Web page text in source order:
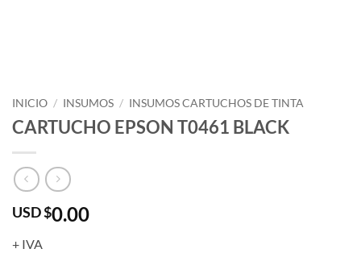
INICIO / INSUMOS / INSUMOS CARTUCHOS DE TINTA
CARTUCHO EPSON T0461 BLACK
USD $0.00
+ IVA